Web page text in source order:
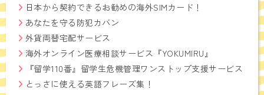
日本から契約できるお勧めの海外SIMカード！
あなたを守る防犯カバン
外貨両替宅配サービス
海外オンライン医療相談サービス『YOKUMIRU』
『留学110番』留学生危機管理ワンストップ支援サービス
とっさに使える英語フレーズ集！